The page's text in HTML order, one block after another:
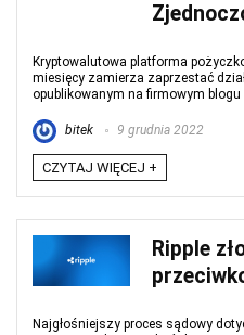
Kryptowalutowa platforma
miesięcy zamierza zaprzestać
opublikowanym na firmowym blogu
bitek 9 grudnia 2022
CZYTAJ WIĘCEJ +
Ripple
Najgłośniejszy proces sądowy